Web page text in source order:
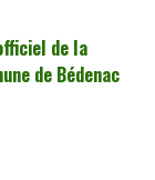
de la
de Bédenac